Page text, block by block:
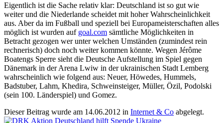
Eigentlich ist die Sache relativ klar: Deutschland ist so gut wie
weiter und die Niederlande scheidet mit hoher Wahrscheinlichkeit
aus. Aber da im Fußball und speziell bei Europameisterschaften alles
möglich ist wurden auf goal.com sämtliche Möglichkeiten in
Betracht gezogen wer unter welchen Umständen (zumindest rein
rechnerisch) doch noch weiter kommen könnte. Wegen Jérôme
Boatengs Sperre sieht die Deutsche Aufstellung im Spiel gegen
Dänemark in der Arena Lwiw in der ukrainischen Stadt Lemberg
wahrscheinlich wie folgend aus: Neuer, Höwedes, Hummels,
Badstuber, Lahm, Khedira, Schweinsteiger, Müller, Özil, Podolski
(sein 100. Länderspiel) und Gomez.
Dieser Beitrag wurde am 14.06.2012 in Internet & Co abgelegt.